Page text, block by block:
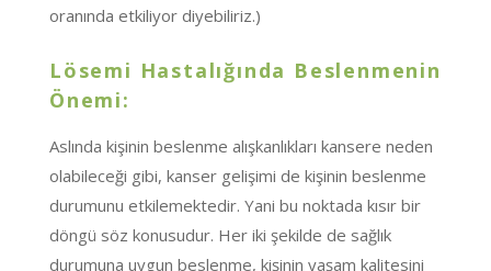
oranında etkiliyor diyebiliriz.)
Lösemi Hastalığında Beslenmenin
Önemi:
Aslında kişinin beslenme alışkanlıkları kansere neden
olabileceği gibi, kanser gelişimi de kişinin beslenme
durumunu etkilemektedir. Yani bu noktada kısır bir
döngü söz konusudur. Her iki şekilde de sağlık
durumuna uygun beslenme, kişinin yaşam kalitesini